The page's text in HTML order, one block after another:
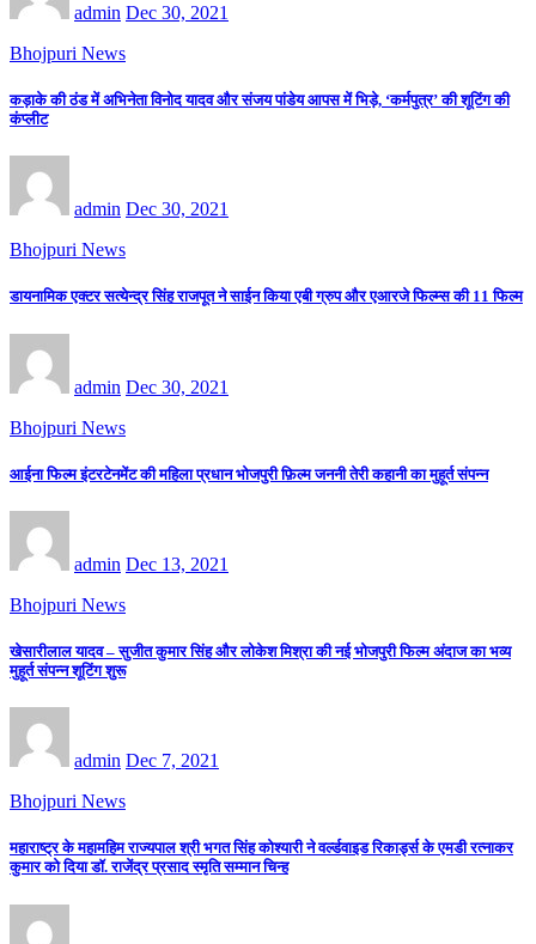
admin Dec 30, 2021
Bhojpuri News
कड़ाके की ठंड में अभिनेता विनोद यादव और संजय पांडेय आपस में भिड़े, ‘कर्मपुत्र’ की शूटिंग की
कंप्लीट
admin Dec 30, 2021
Bhojpuri News
डायनामिक एक्टर सत्येन्द्र सिंह राजपूत ने साईन किया एबी ग्रुप और एआरजे फिल्म्स की 11 फिल्म
admin Dec 30, 2021
Bhojpuri News
आईना फिल्म इंटरटेनमेंट की महिला प्रधान भोजपुरी फ़िल्म जननी तेरी कहानी का मुहूर्त संपन्न
admin Dec 13, 2021
Bhojpuri News
खेसारीलाल यादव – सुजीत कुमार सिंह और लोकेश मिश्रा की नई भोजपुरी फिल्म अंदाज का भव्य
मुहूर्त संपन्न शूटिंग शुरू
admin Dec 7, 2021
Bhojpuri News
महाराष्ट्र के महामहिम राज्यपाल श्री भगत सिंह कोश्यारी ने वर्ल्डवाइड रिकार्ड्स के एमडी रत्नाकर
कुमार को दिया डॉ. राजेंद्र प्रसाद स्मृति सम्मान चिन्ह